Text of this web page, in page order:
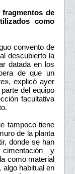
de
como
convento de
descubierto la
datada en los
de que un
explicó ayer
del equipo
facultativa
tampoco tiene
de la planta
donde se han
y
como material
habitual en